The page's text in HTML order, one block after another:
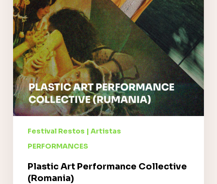
Festival Restos | Artistas
PERFORMANCES
Plastic Art Performance Collective
(Romania)